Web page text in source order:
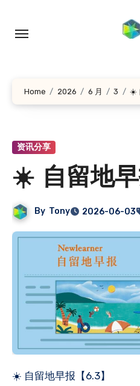
Home 2026 6 月 3 ☀️
资讯分享
☀️ 自留地早
By Tony 2026-06-03
☀️ 自留地早报【6.3】